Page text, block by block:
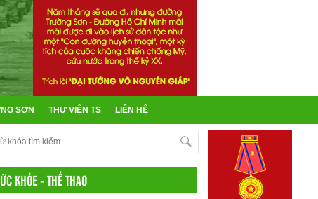
SƠN THƯ VIỆN TS LIÊN HỆ
KHỎE - THỂ THAO